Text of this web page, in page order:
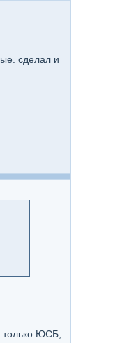
сделал и
только ЮСБ,